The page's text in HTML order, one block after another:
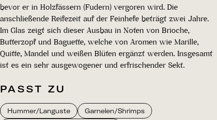
bevor er in Holzfässern (Fudern) vergoren wird. Die
anschließende Reifezeit auf der Feinhefe beträgt zwei Jahre.
Im Glas zeigt sich dieser Ausbau in Noten von Brioche,
Butterzopf und Baguette, welche von Aromen wie Marille,
Quitte, Mandel und weißen Blüten ergänzt werden. Insgesamt
ist es ein sehr ausgewogener und erfrischender Sekt.
PASST ZU
Hummer/Languste
Garnelen/Shrimps